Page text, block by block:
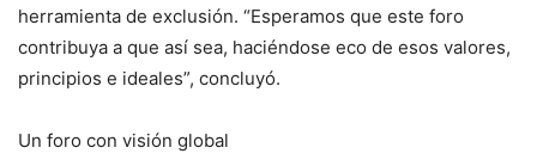
herramienta de exclusión. “Esperamos que este foro
contribuya a que así sea, haciéndose eco de esos valores,
principios e ideales”, concluyó.
Un foro con visión global